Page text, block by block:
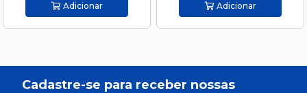
Adicionar Adicionar
Cadastre-se para receber nossas